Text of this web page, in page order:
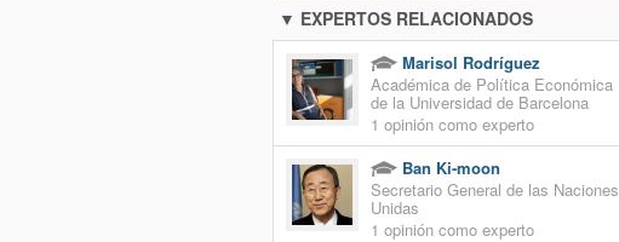
▼ EXPERTOS RELACIONADOS
Marisol Rodríguez
Académica de Política Económica
de la Universidad de Barcelona
1 opinión como experto
Ban Ki-moon
Secretario General de las Naciones
Unidas
1 opinión como experto